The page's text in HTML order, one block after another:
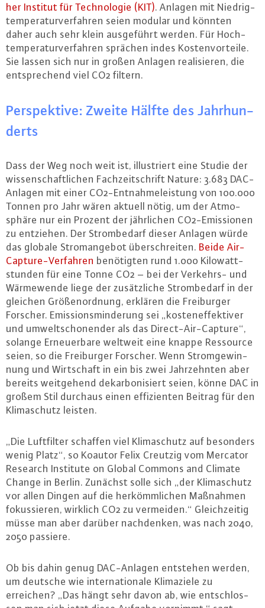
her Institut für Tech­no­lo­gie (KIT). Anlagen mit Nied­rig­
tem­pe­ra­tur­ver­fah­ren seien modular und könnten
daher auch sehr klein aus­ge­führt werden. Für Hoch­
tem­pe­ra­tur­ver­fah­ren sprächen indes Kos­ten­vor­tei­le.
Sie lassen sich nur in großen Anlagen rea­li­sie­ren, die
ent­spre­chend viel CO2 filtern.
Per­spek­ti­ve: Zweite Hälfte des Jahr­hun­
derts
Dass der Weg noch weit ist, il­lus­triert eine Studie der
wis­sen­schaft­li­chen Fach­zeit­schrift Nature: 3.683 DAC-
An­la­gen mit einer CO2-Ent­nah­me­leis­tung von 100.000
Tonnen pro Jahr wären aktuell nötig, um der At­mo­
sphä­re nur ein Prozent der jähr­li­chen CO2-Emis­sio­nen
zu entziehen. Der Strom­be­darf dieser Anlagen würde
das globale Strom­an­ge­bot über­schrei­ten. Beide Air-
Cap­tu­re-Ver­fah­ren be­nö­tig­ten rund 1.000 Ki­lo­watt­
stun­den für eine Tonne CO2 – bei der Verkehrs- und
Wär­me­wen­de liege der zu­sätz­li­che Strom­be­darf in der
gleichen Grö­ßen­ord­nung, erklären die Frei­bur­ger
Forscher. Emis­si­ons­min­de­rung sei „kos­ten­ef­fek­ti­ver
und um­welt­scho­nen­der als das Di­rect-Air-Cap­tu­re“,
solange Er­neu­er­ba­re weltweit eine knappe Ressource
seien, so die Frei­bur­ger Forscher. Wenn Strom­ge­win­
nung und Wirt­schaft in ein bis zwei Jahr­zehn­ten aber
bereits weit­ge­hend dekar­bo­ni­siert seien, könne DAC in
großem Stil durchaus einen ef­fi­zi­en­ten Beitrag für den
Kli­ma­schutz leisten.
„Die Luft­fil­ter schaffen viel Kli­ma­schutz auf besonders
wenig Platz“, so Koautor Felix Creutzig vom Mercator
Research Institute on Global Commons and Climate
Change in Berlin. Zunächst solle sich „der Kli­ma­schutz
vor allen Dingen auf die her­kömm­li­chen Maßnahmen
fo­kus­sie­ren, wirklich CO2 zu vermeiden.“ Gleich­zei­tig
müsse man aber darüber nach­den­ken, was nach 2040,
2050 passiere.
Ob bis dahin genug DAC-An­la­gen entstehen werden,
um deutsche wie in­ter­na­tio­na­le Kli­ma­zie­le zu
erreichen? „Das hängt sehr davon ab, wie ent­schlos­